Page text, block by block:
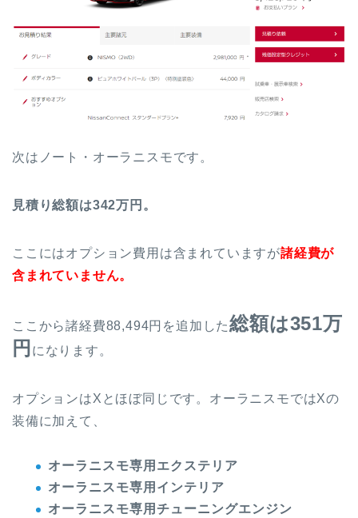
次はノート・オーラニスモです。
見積り総額は342万円。
ここにはオプション費用は含まれていますが諸経費が
含まれていません。
ここから諸経費88,494円を追加した総額は351万
円 になります。
オプションはXとほぼ同じです。オーラニスモではXの
装備に加えて、
オーラニスモ専用エクステリア
オーラニスモ専用インテリア
オーラニスモ専用チューニングエンジン